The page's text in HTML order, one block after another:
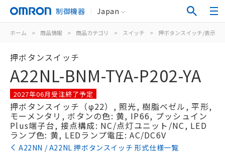
制御機器 Japan
ホーム > 商品情報 > 商品カテゴリ > スイッチ > 押ボタンスイッチ/表示灯
押ボタンスイッチ
A22NL-BNM-TYA-P202-YA
2027年06月受注終了予定
押ボタンスイッチ（φ22）, 照光, 樹脂ベゼル, 平形,
モーメンタリ, ボタンの色: 黄, IP66, プッシュイン
Plus端子台, 接点構成: NC/点灯ユニット/NC, LED
ランプ色: 黄, LEDランプ電圧: AC/DC6V
A22NN / A22NL 押ボタンスイッチ 形式仕様一覧